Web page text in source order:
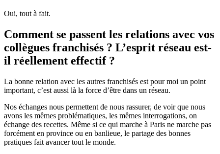
Oui, tout à fait.
Comment se passent les relations avec vos
collègues franchisés ? L’esprit réseau est-
il réellement effectif ?
La bonne relation avec les autres franchisés est pour moi un point
important, c’est aussi là la force d’être dans un réseau.
Nos échanges nous permettent de nous rassurer, de voir que nous
avons les mêmes problématiques, les mêmes interrogations, on
échange des recettes. Même si ce qui marche à Paris ne marche pas
forcément en province ou en banlieue, le partage des bonnes
pratiques fait avancer tout le monde.